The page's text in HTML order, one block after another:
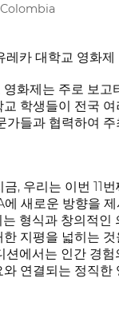
레카 대학교 영화제
화제는 주로 보고
교 학생들이 전국
가들과 협력하여
, 우리는 이번 11
새로운 방향을
형식과 창의적인
한 지평을 넓히는
션에서는 인간 경
와 연결되는 정직한